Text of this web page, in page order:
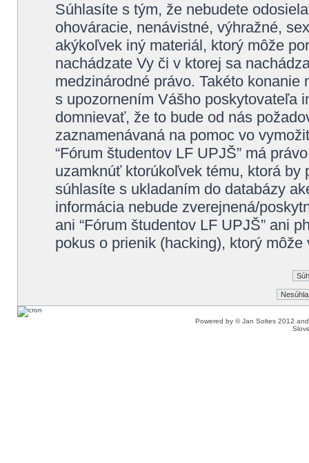
Súhlasíte s tým, že nebudete
ohováracie, nenávistné, výhražné,
akýkoľvek iný materiál, ktorý môže
nachádzate Vy či v ktorej sa
medzinárodné právo. Takéto
s upozornením Vášho poskytovateľa
domnievať, že to bude od nás
zaznamenávaná na pomoc vo
“Fórum študentov LF UPJŠ” má
uzamknúť ktorúkoľvek tému, ktorá by
súhlasíte s ukladaním do databázy
informácia nebude zverejnená/
ani “Fórum študentov LF UPJŠ” ani
pokus o prienik (hacking), ktorý
Powered by © Jan Soltes 2012